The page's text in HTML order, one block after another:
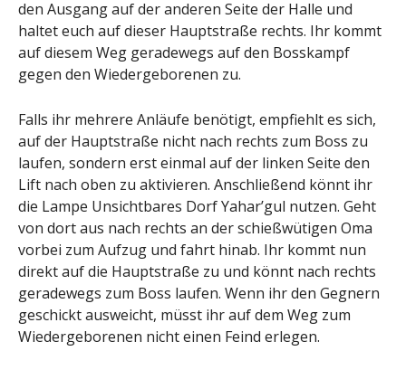
den Ausgang auf der anderen Seite der Halle und
haltet euch auf dieser Hauptstraße rechts. Ihr kommt
auf diesem Weg geradewegs auf den Bosskampf
gegen den Wiedergeborenen zu.
Falls ihr mehrere Anläufe benötigt, empfiehlt es sich,
auf der Hauptstraße nicht nach rechts zum Boss zu
laufen, sondern erst einmal auf der linken Seite den
Lift nach oben zu aktivieren. Anschließend könnt ihr
die Lampe Unsichtbares Dorf Yahar’gul nutzen. Geht
von dort aus nach rechts an der schießwütigen Oma
vorbei zum Aufzug und fahrt hinab. Ihr kommt nun
direkt auf die Hauptstraße zu und könnt nach rechts
geradewegs zum Boss laufen. Wenn ihr den Gegnern
geschickt ausweicht, müsst ihr auf dem Weg zum
Wiedergeborenen nicht einen Feind erlegen.